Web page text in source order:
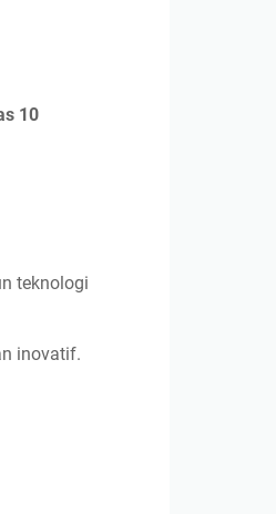
10
teknologi
inovatif.